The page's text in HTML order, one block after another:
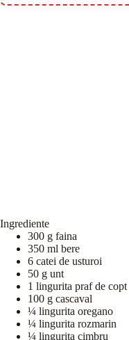
Ingrediente
300 g faina
350 ml bere
6 catei de usturoi
50 g unt
1 lingurita praf de copt
100 g cascaval
¼ lingurita oregano
¼ lingurita rozmarin
¼ lingurita cimbru